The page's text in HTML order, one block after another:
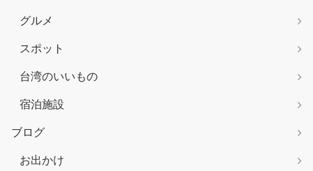
グルメ
スポット
台湾のいいもの
宿泊施設
ブログ
お出かけ